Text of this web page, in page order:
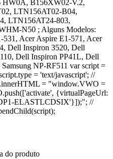
B156XW02-V.2,
LTN156AT02-B04,
LTN156AT24-803,
N50 ; Alguns Modelos:
Acer Aspire E1-571, Acer
Dell Inspiron 3520, Dell
Dell Inspiron PP41L, Dell
NP-RF511 var script =
= 'text/javascript'; //
= "window.VWO =
{virtualPageUrl:
ELASTLCDSIX'}]);"; //
do produto